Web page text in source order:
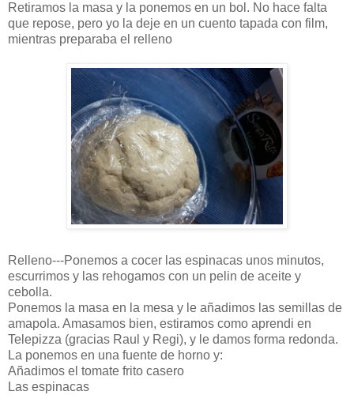
Retiramos la masa y la ponemos en un bol. No hace falta
que repose, pero yo la deje en un cuento tapada con film,
mientras preparaba el relleno
Relleno---Ponemos a cocer las espinacas unos minutos,
escurrimos y las rehogamos con un pelin de aceite y
cebolla.
Ponemos la masa en la mesa y le añadimos las semillas de
amapola. Amasamos bien, estiramos como aprendi en
Telepizza (gracias Raul y Regi), y le damos forma redonda.
La ponemos en una fuente de horno y:
Añadimos el tomate frito casero
Las espinacas